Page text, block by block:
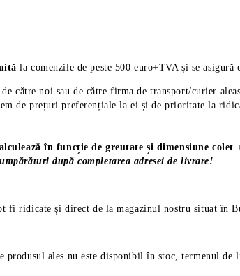
la comenzile de peste 500 euro+TVA și se
către noi sau de către firma de transport/curier
de prețuri preferențiale la ei și de prioritate la
în funcție de greutate și dimensiune colet
după completarea adresei de livrare!
fi ridicate și direct de la magazinul nostru situat în
produsul ales nu este disponibil în stoc, termenul